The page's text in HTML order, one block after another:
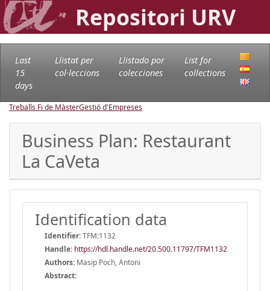
Repositori URV
Last
15
days
Llistat per
col·leccions
Llistado por
colecciones
List for
collections
Treballs Fi de MàsterGestió d'Empreses
Business Plan: Restaurant
La CaVeta
Identification data
Identifier:TFM:1132
Handle: https://hdl.handle.net/20.500.11797/TFM1132
Authors: Masip Poch, Antoni
Abstract: